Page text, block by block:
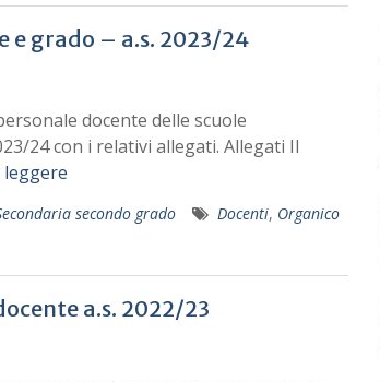
e grado – a.s. 2023/24
docente delle scuole
24 con i relativi allegati. Allegati II
secondo grado Docenti, Organico
a.s. 2022/23